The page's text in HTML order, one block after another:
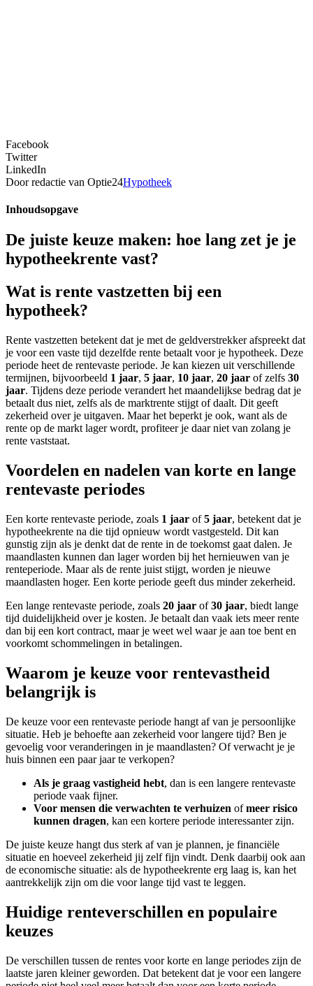
Facebook
Twitter
LinkedIn
Door redactie van Optie24Hypotheek
Inhoudsopgave
De juiste keuze maken: hoe lang zet je je
hypotheekrente vast?
Wat is rente vastzetten bij een
hypotheek?
Rente vastzetten betekent dat je met de geldverstrekker afspreekt dat
je voor een vaste tijd dezelfde rente betaalt voor je hypotheek. Deze
periode heet de rentevaste periode. Je kan kiezen uit verschillende
termijnen, bijvoorbeeld 1 jaar, 5 jaar, 10 jaar, 20 jaar of zelfs 30
jaar. Tijdens deze periode verandert het maandelijkse bedrag dat je
betaalt dus niet, zelfs als de marktrente stijgt of daalt. Dit geeft
zekerheid over je uitgaven. Maar het beperkt je ook, want als de
rente op de markt lager wordt, profiteer je daar niet van zolang je
rente vaststaat.
Voordelen en nadelen van korte en lange
rentevaste periodes
Een korte rentevaste periode, zoals 1 jaar of5 jaar, betekent dat je
hypotheekrente na die tijd opnieuw wordt vastgesteld. Dit kan
gunstig zijn als je denkt dat de rente in de toekomst gaat dalen. Je
maandlasten kunnen dan lager worden bij het hernieuwen van je
renteperiode. Maar als de rente juist stijgt, worden je nieuwe
maandlasten hoger. Een korte periode geeft dus minder zekerheid.
Een lange rentevaste periode, zoals 20 jaar of30 jaar, biedt lange
tijd duidelijkheid over je kosten. Je betaalt dan vaak iets meer rente
dan bij een kort contract, maar je weet wel waar je aan toe bent en
voorkomt schommelingen in betalingen.
Waarom je keuze voor rentevastheid
belangrijk is
De keuze voor een rentevaste periode hangt af van je persoonlijke
situatie. Heb je behoefte aan zekerheid voor langere tijd? Ben je
gevoelig voor veranderingen in je maandlasten? Of verwacht je je
huis binnen een paar jaar te verkopen?
Als je graag vastigheid hebt, dan is een langere rentevaste
periode vaak fijner.
Voor mensen die verwachten te verhuizen ofmeer risico
kunnen dragen, kan een kortere periode interessanter zijn.
De juiste keuze hangt dus sterk af van je plannen, je financiële
situatie en hoeveel zekerheid jij zelf fijn vindt. Denk daarbij ook aan
de economische situatie: als de hypotheekrente erg laag is, kan het
aantrekkelijk zijn om die voor lange tijd vast te leggen.
Huidige renteverschillen en populaire
keuzes
De verschillen tussen de rentes voor korte en lange periodes zijn de
laatste jaren kleiner geworden. Dat betekent dat je voor een langere